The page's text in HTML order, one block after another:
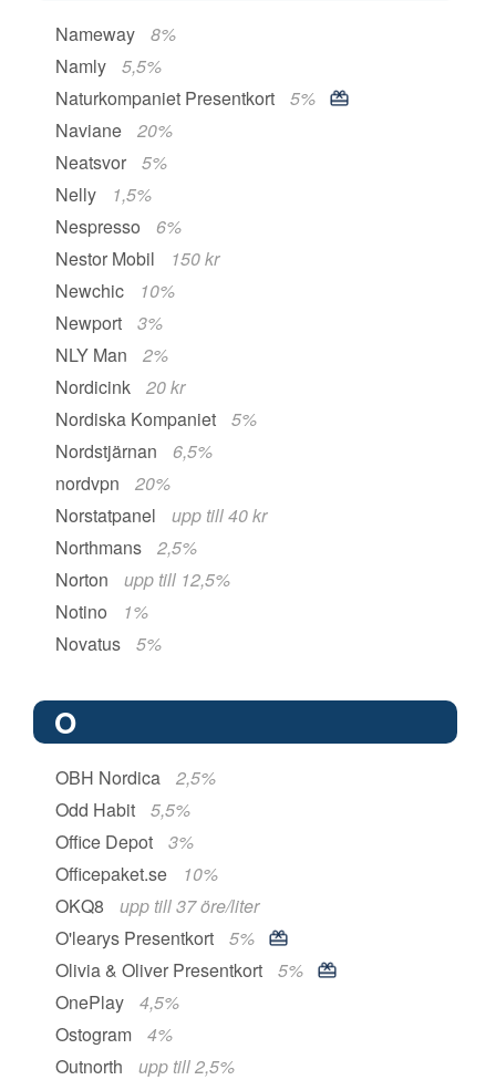
Nameway
8%
Namly
5,5%
Naturkompaniet Presentkort
5%
Naviane
20%
Neatsvor
5%
Nelly
1,5%
Nespresso
6%
Nestor Mobil
150 kr
Newchic
10%
Newport
3%
NLY Man
2%
Nordicink
20 kr
Nordiska Kompaniet
5%
Nordstjärnan
6,5%
nordvpn
20%
Norstatpanel
upp till 40 kr
Northmans
2,5%
Norton
upp till 12,5%
Notino
1%
Novatus
5%
O
OBH Nordica
2,5%
Odd Habit
5,5%
Office Depot
3%
Officepaket.se
10%
OKQ8
upp till 37 öre/liter
O'learys Presentkort
5%
Olivia & Oliver Presentkort
5%
OnePlay
4,5%
Ostogram
4%
Outnorth
upp till 2,5%